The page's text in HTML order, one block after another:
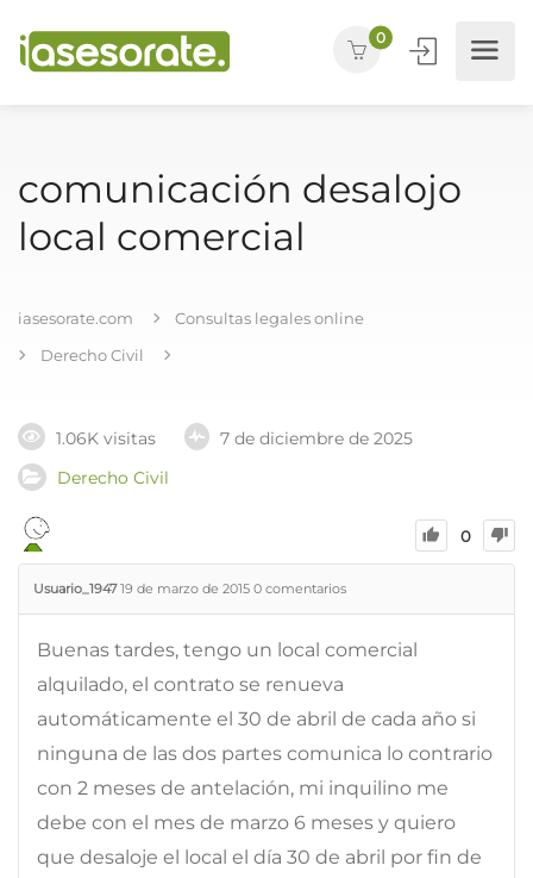
0
comunicación desalojo
local comercial
iasesorate.com
Consultas legales online
Derecho Civil
1.06K visitas
7 de diciembre de 2025
Derecho Civil
0
Usuario_1947 19 de marzo de 2015 0 comentarios
Buenas tardes, tengo un local comercial
alquilado, el contrato se renueva
automáticamente el 30 de abril de cada año si
ninguna de las dos partes comunica lo contrario
con 2 meses de antelación, mi inquilino me
debe con el mes de marzo 6 meses y quiero
que desaloje el local el día 30 de abril por fin de